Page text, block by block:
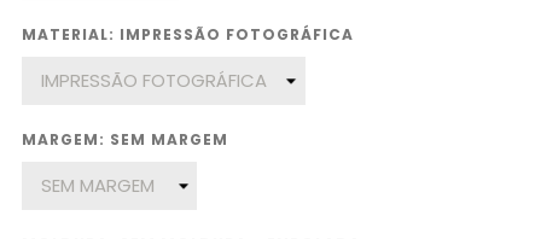
MATERIAL: IMPRESSÃO FOTOGRÁFICA
MARGEM: SEM MARGEM